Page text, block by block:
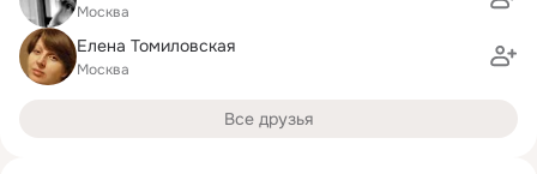
Москва
Елена Томиловская
Москва
Все друзья